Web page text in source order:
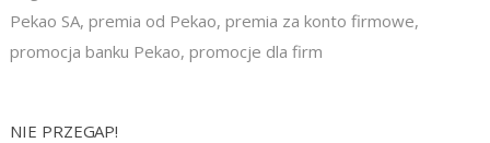
Pekao SA, premia od Pekao, premia za konto firmowe,
promocja banku Pekao, promocje dla firm
NIE PRZEGAP!